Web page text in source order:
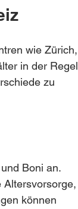
wie Zürich,
in der Regel
zu
Boni an.
Altersvorsorge,
können